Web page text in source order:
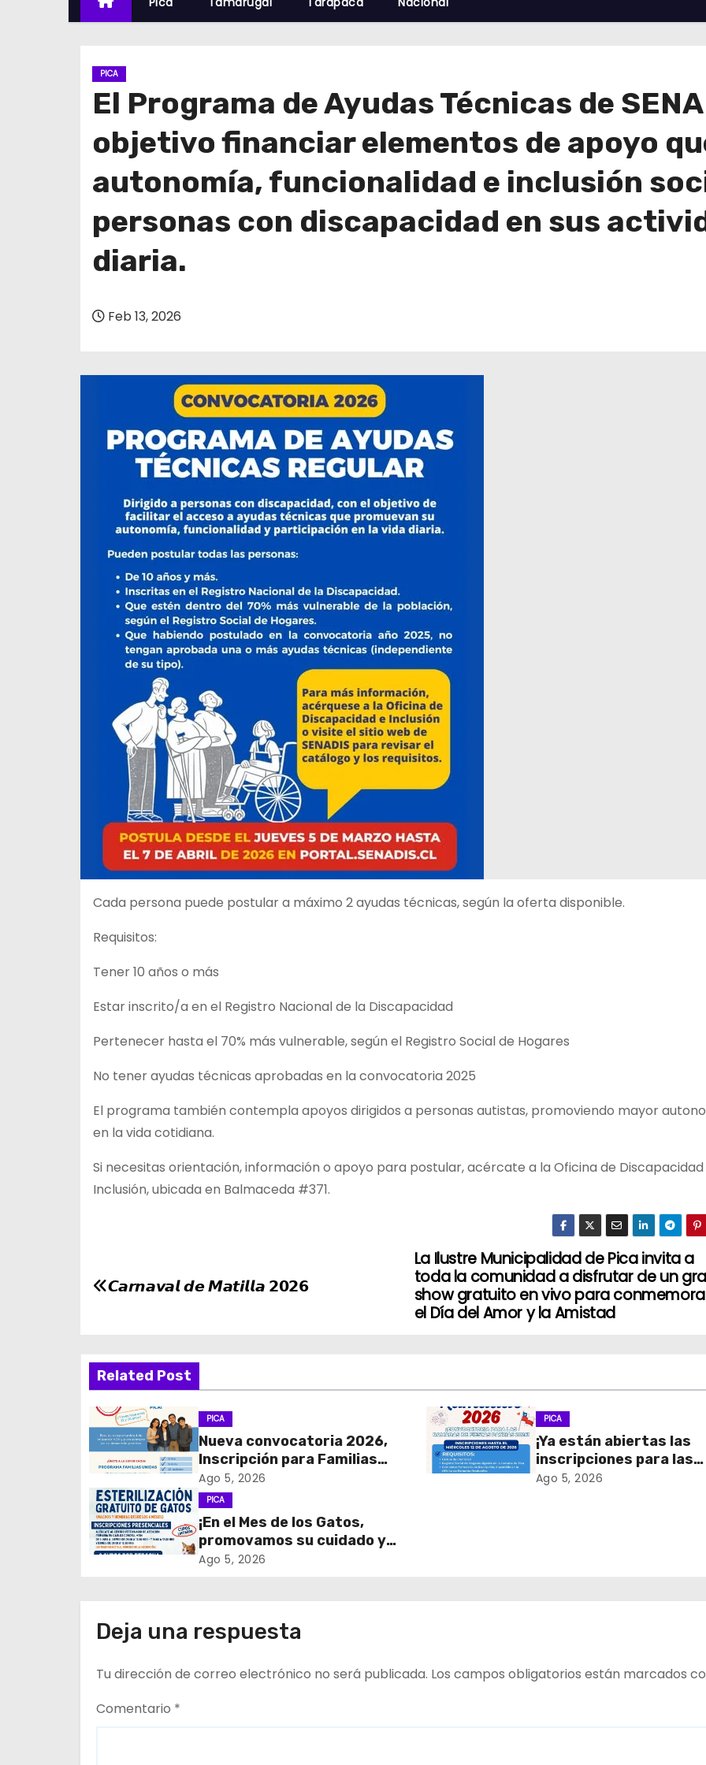
PICA
El Programa de Ayudas Técnicas de
objetivo financiar elementos de apoyo
autonomía, funcionalidad e inclusión
personas con discapacidad en sus
diaria.
Feb 13, 2026
Cada persona puede postular a máximo 2 ayudas técnicas, según la oferta disponible.
Requisitos:
Tener 10 años o más
Estar inscrito/a en el Registro Nacional de la Discapacidad
Pertenecer hasta el 70% más vulnerable, según el Registro Social de Hogares
No tener ayudas técnicas aprobadas en la convocatoria 2025
El programa también contempla apoyos dirigidos a personas autistas, promoviendo mayor
en la vida cotidiana.
Si necesitas orientación, información o apoyo para postular, acércate a la Oficina de
Inclusión, ubicada en Balmaceda #371.
a
e
g
a
c
i
ó
n
e
e
La Ilustre Municipalidad de Pica invita a
toda la comunidad a disfrutar de un
show gratuito en vivo para
el Día del Amor y la Amistad
𝘾𝙖𝙧𝙣𝙖𝙫𝙖𝙡 𝙙𝙚 𝙈𝙖𝙩𝙞𝙡𝙡𝙖 𝟮𝟬𝟮𝟲
Related Post
PICA
Nueva convocatoria 2026,
Inscripción para Familias
Unidas
Ago 5, 2026
PICA
¡Ya están abiertas las
inscripciones para las
Ramadas de Fiestas
Ago 5, 2026
PICA
¡En el Mes de los Gatos,
promovamos su cuidado y
tenencia responsable!
Ago 5, 2026
Deja una respuesta
Tu dirección de correo electrónico no será publicada. Los campos obligatorios están marcados
Comentario *